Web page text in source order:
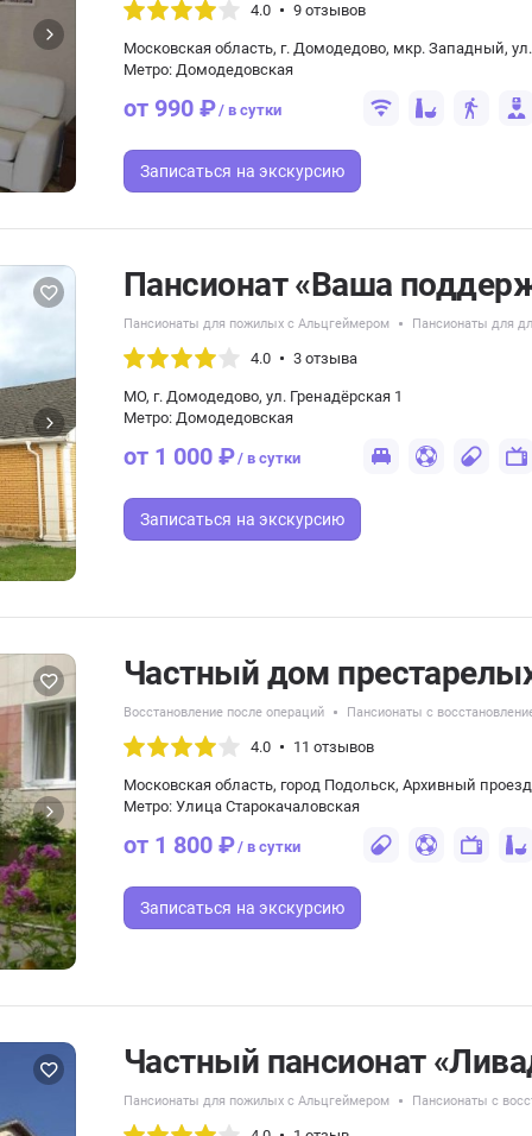
4.0 9 отзывов
Московская область, г. Домодедово, мкр. Западный,
Метро: Домодедовская
от 990 ₽/ в сутки
Записаться на экскурсию
Пансионат «Ваша
Пансионаты для пожилых с Альцгеймером Пансионаты для
4.0 3 отзыва
МО, г. Домодедово, ул. Гренадёрская 1
Метро: Домодедовская
от 1 000 ₽/ в сутки
Записаться на экскурсию
Частный дом
Восстановление после операций Пансионаты с
4.0 11 отзывов
Московская область, город Подольск, Архивный
Метро: Улица Старокачаловская
от 1 800 ₽/ в сутки
Записаться на экскурсию
Частный пансионат
Пансионаты для пожилых с Альцгеймером Пансионаты с